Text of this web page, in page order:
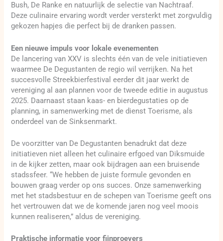
Bush, De Ranke en natuurlijk de selectie van Nachtraaf.
Deze culinaire ervaring wordt verder versterkt met zorgvuldig
gekozen hapjes die perfect bij de dranken passen.
Een nieuwe impuls voor lokale evenementen
De lancering van XXV is slechts één van de vele initiatieven
waarmee De Degustanten de regio wil verrijken. Na het
succesvolle Streekbierfestival eerder dit jaar werkt de
vereniging al aan plannen voor de tweede editie in augustus
2025. Daarnaast staan kaas- en bierdegustaties op de
planning, in samenwerking met de dienst Toerisme, als
onderdeel van de Sinksenmarkt.
De voorzitter van De Degustanten benadrukt dat deze
initiatieven niet alleen het culinaire erfgoed van Diksmuide
in de kijker zetten, maar ook bijdragen aan een bruisende
stadssfeer. “We hebben de juiste formule gevonden en
bouwen graag verder op ons succes. Onze samenwerking
met het stadsbestuur en de schepen van Toerisme geeft ons
het vertrouwen dat we de komende jaren nog veel moois
kunnen realiseren,” aldus de vereniging.
Praktische informatie voor fijnproevers